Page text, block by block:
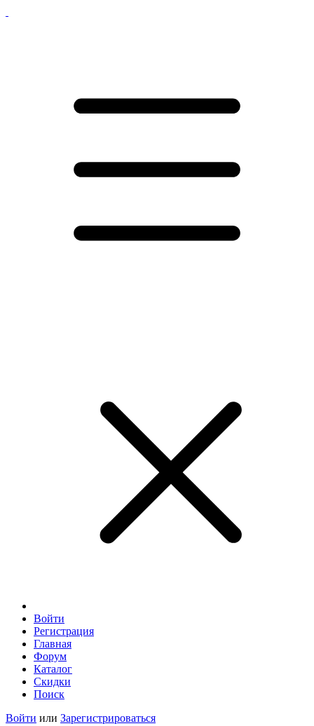
Войти
Регистрация
Главная
Форум
Каталог
Скидки
Поиск
Войти или Зарегистрироваться